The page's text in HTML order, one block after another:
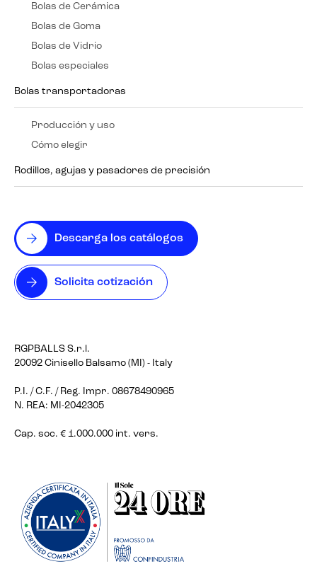
Descarga los catálogos
Solicita cotización
RGPBALLS S.r.l.
20092 Cinisello Balsamo (MI) - Italy
P.I. / C.F. / Reg. Impr. 08678490965
N. REA: MI-2042305
Cap. soc. € 1.000.000 int. vers.
Bolas de Cerámica
Bolas de Goma
Bolas de Vidrio
Bolas especiales
Bolas transportadoras
Producción y uso
Cómo elegir
Rodillos, agujas y pasadores de precisión